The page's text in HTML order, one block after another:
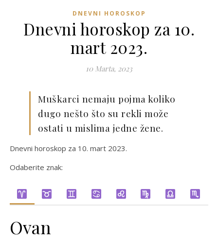
DNEVNI HOROSKOP
Dnevni horoskop za 10.
mart 2023.
10 Marta, 2023
Muškarci nemaju pojma koliko
dugo nešto što su rekli može
ostati u mislima jedne žene.
Dnevni horoskop za 10. mart 2023.
Odaberite znak:
Ovan